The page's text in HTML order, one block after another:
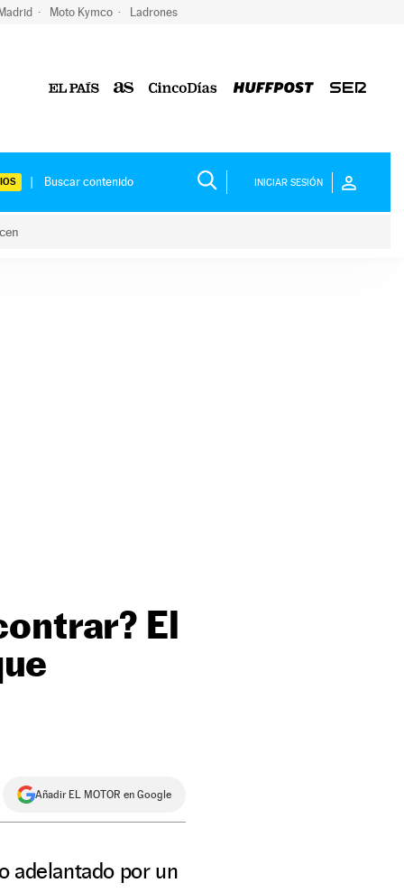
Moto Kymco Ladrones
INICIAR SESIÓN
El
Añadir EL MOTOR en Google
adelantado por un